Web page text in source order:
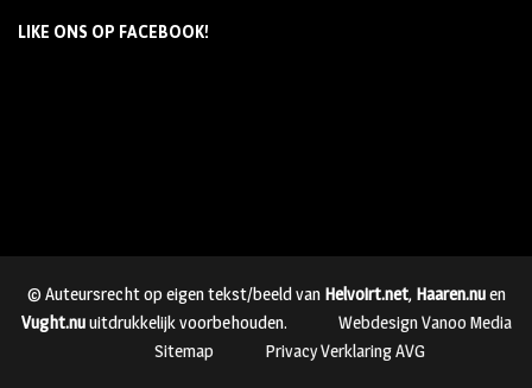
LIKE ONS OP FACEBOOK!
© Auteursrecht op eigen tekst/beeld van Helvoirt.net, Haaren.nuen
Vught.nuuitdrukkelijk voorbehouden.
Webdesign Vanoo Media
Sitemap
Privacy Verklaring AVG